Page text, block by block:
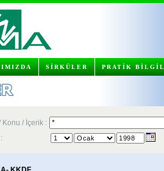
SİRKÜLER PRATİK
/ İçerik :